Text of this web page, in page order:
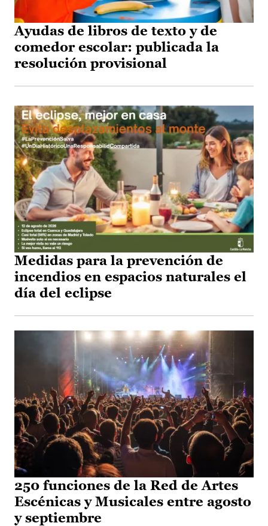
Ayudas de libros de texto y de
comedor escolar: publicada la
resolución provisional
Medidas para la prevención de
incendios en espacios naturales el
día del eclipse
250 funciones de la Red de Artes
Escénicas y Musicales entre agosto
y septiembre